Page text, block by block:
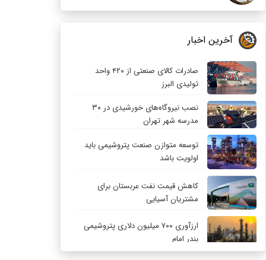
آخرین اخبار
صادرات کالای صنعتی از ۴۲۰ واحد
تولیدی البرز
نصب نیروگاه‌های خورشیدی در ۳۰
مدرسه شهر تهران
توسعه متوازن صنعت پتروشیمی باید
اولویت باشد
کاهش قیمت نفت عربستان برای
مشتریان آسیایی
ارزآوری ۷۰۰ میلیون دلاری پتروشیمی
بندر امام